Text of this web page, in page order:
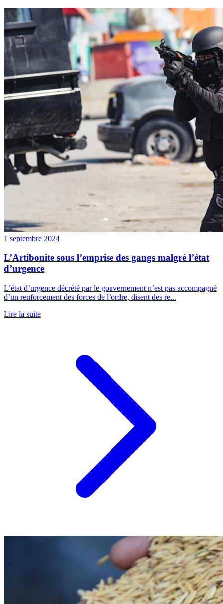
1 septembre 2024
L’Artibonite sous l’emprise des gangs malgré l’état
d’urgence
L’état d’urgence décrété par le gouvernement n’est pas accompagné
d’un renforcement des forces de l’ordre, disent des re...
Lire la suite